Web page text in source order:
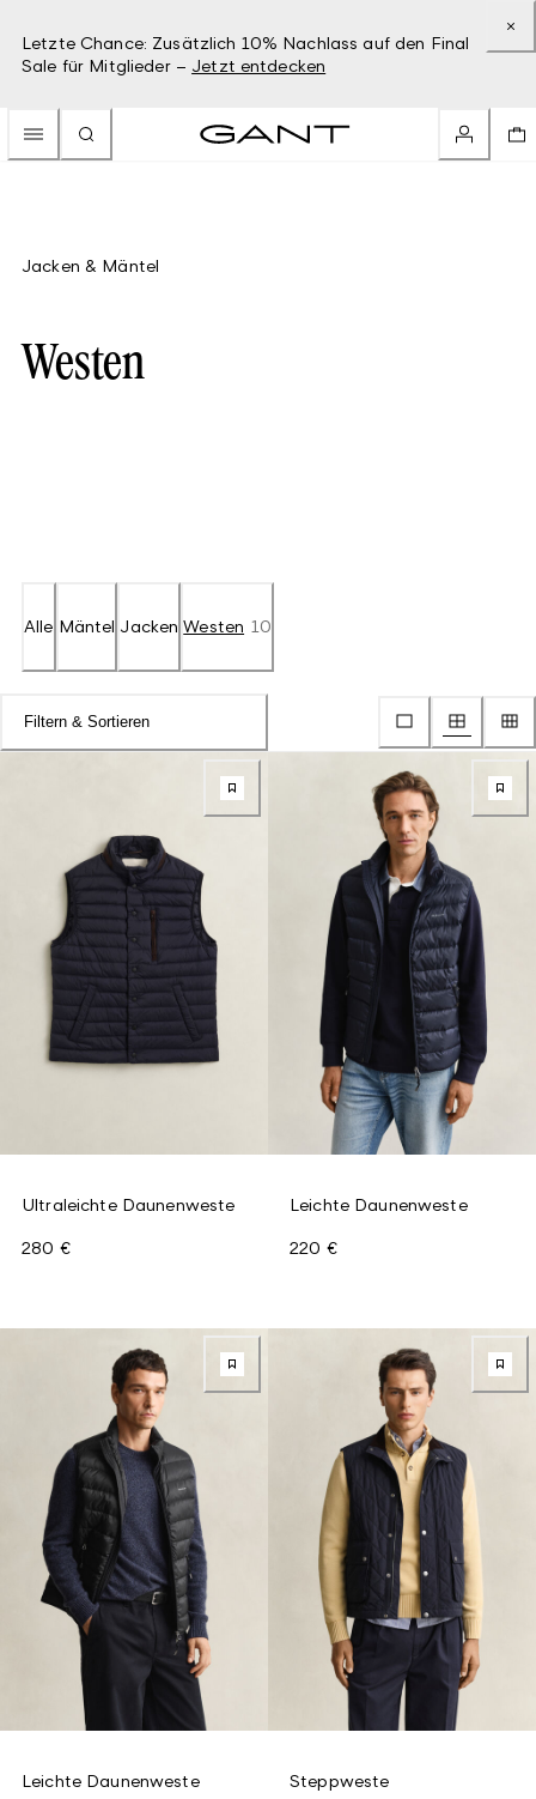
Letzte Chance: Zusätzlich 10% Nachlass auf den Final
Sale für Mitglieder – Jetzt entdecken
Jacken & Mäntel
Westen
Alle Mäntel Jacken Westen 10
Filtern & Sortieren
Ultraleichte Daunenweste
280 €
Leichte Daunenweste
220 €
Leichte Daunenweste Steppweste